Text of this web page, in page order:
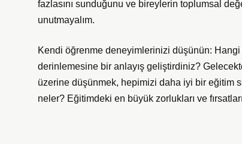
fazlasını sunduğunu ve bireylerin toplumsal
unutmayalım.
Kendi öğrenme deneyimlerinizi düşünün:
derinlemesine bir anlayış geliştirdiniz?
üzerine düşünmek, hepimizi daha iyi bir eğitim
neler? Eğitimdeki en büyük zorlukları ve